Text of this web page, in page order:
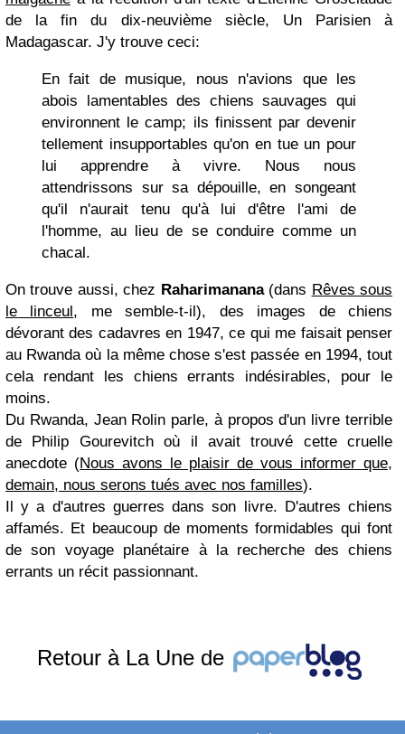
de la fin du dix-neuvième siècle, Un Parisien à
Madagascar. J'y trouve ceci:
En fait de musique, nous n'avions que les
abois lamentables des chiens sauvages qui
environnent le camp; ils finissent par devenir
tellement insupportables qu'on en tue un pour
lui apprendre à vivre. Nous nous
attendrissons sur sa dépouille, en songeant
qu'il n'aurait tenu qu'à lui d'être l'ami de
l'homme, au lieu de se conduire comme un
chacal.
On trouve aussi, chez Raharimanana(dans Rêves sous
le linceul, me semble-t-il), des images de chiens
dévorant des cadavres en 1947, ce qui me faisait penser
au Rwanda où la même chose s'est passée en 1994, tout
cela rendant les chiens errants indésirables, pour le
moins.
Du Rwanda, Jean Rolin parle, à propos d'un livre terrible
de Philip Gourevitch où il avait trouvé cette cruelle
anecdote (Nous avons le plaisir de vous informer que,
demain, nous serons tués avec nos familles).
Il y a d'autres guerres dans son livre. D'autres chiens
affamés. Et beaucoup de moments formidables qui font
de son voyage planétaire à la recherche des chiens
errants un récit passionnant.
Retour à La Une de